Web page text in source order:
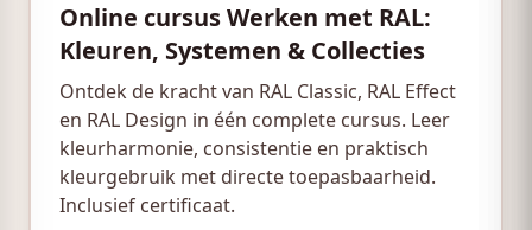
Online cursus Werken met RAL:
Kleuren, Systemen & Collecties
Ontdek de kracht van RAL Classic, RAL Effect
en RAL Design in één complete cursus. Leer
kleurharmonie, consistentie en praktisch
kleurgebruik met directe toepasbaarheid.
Inclusief certificaat.